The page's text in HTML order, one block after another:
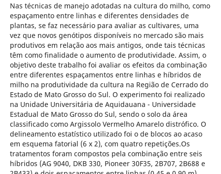
Nas técnicas de manejo adotadas na cultura do milho, como
espaçamento entre linhas e diferentes densidades de
plantas, se faz necessário para avaliar as cultivares, uma
vez que novos genótipos disponíveis no mercado são mais
produtivos em relação aos mais antigos, onde tais técnicas
têm como finalidade o aumento de produtividade. Assim, o
objetivo deste trabalho foi avaliar os efeitos da combinação
entre diferentes espaçamentos entre linhas e híbridos de
milho na produtividade da cultura na Região de Cerrado do
Estado de Mato Grosso do Sul. O experimento foi realizado
na Unidade Universitária de Aquidauana - Universidade
Estadual de Mato Grosso do Sul, sendo o solo da área
classificado como Argissolo Vermelho Amarelo distrófico. O
delineamento estatístico utilizado foi o de blocos ao acaso
em esquema fatorial (6 x 2), com quatro repetições.Os
tratamentos foram compostos pela combinação entre seis
híbridos (AG 9040, DKB 330, Pioneer 30F35, 2B707, 2B688 e